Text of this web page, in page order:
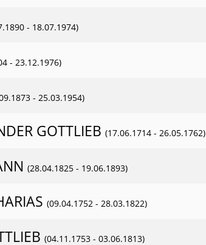
- 18.07.1974)
- 23.12.1976)
- 25.03.1954)
GOTTLIEB (17.06.1714 - 26.05.1762)
(28.04.1825 - 19.06.1893)
(09.04.1752 - 28.03.1822)
(04.11.1753 - 03.06.1813)